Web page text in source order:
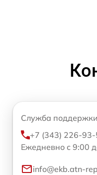
Служба поддержки
+7 (343) 226-
Ежедневно с 9:00
info@ekb.atn-